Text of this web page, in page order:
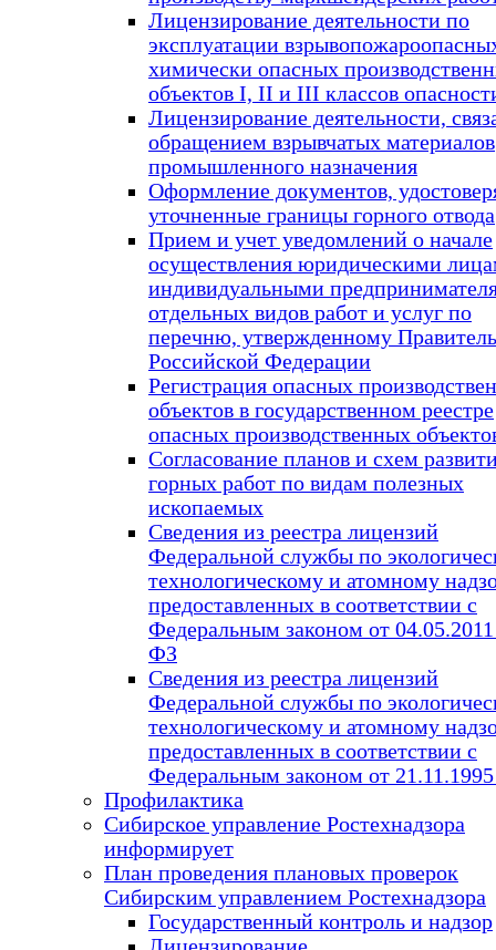
Лицензирование деятельности по
эксплуатации
химически опасных
объектов I, II и III классов
Лицензирование деятельности,
обращением взрывчатых материалов
промышленного назначения
Оформление документов,
уточненные границы горного отвода
Прием и учет уведомлений о начале
осуществления юридическими
индивидуальными
отдельных видов работ и услуг по
перечню, утвержденному
Российской Федерации
Регистрация опасных
объектов в государственном реестре
опасных производственных
Согласование планов и схем
горных работ по видам полезных
ископаемых
Сведения из реестра лицензий
Федеральной службы по
технологическому и атомному
предоставленных в соответствии с
Федеральным законом от
ФЗ
Сведения из реестра лицензий
Федеральной службы по
технологическому и атомному
предоставленных в соответствии с
Федеральным законом от
Профилактика
Сибирское управление Ростехнадзора
информирует
План проведения плановых проверок
Сибирским управлением Ростехнадзора
Государственный контроль и надзор